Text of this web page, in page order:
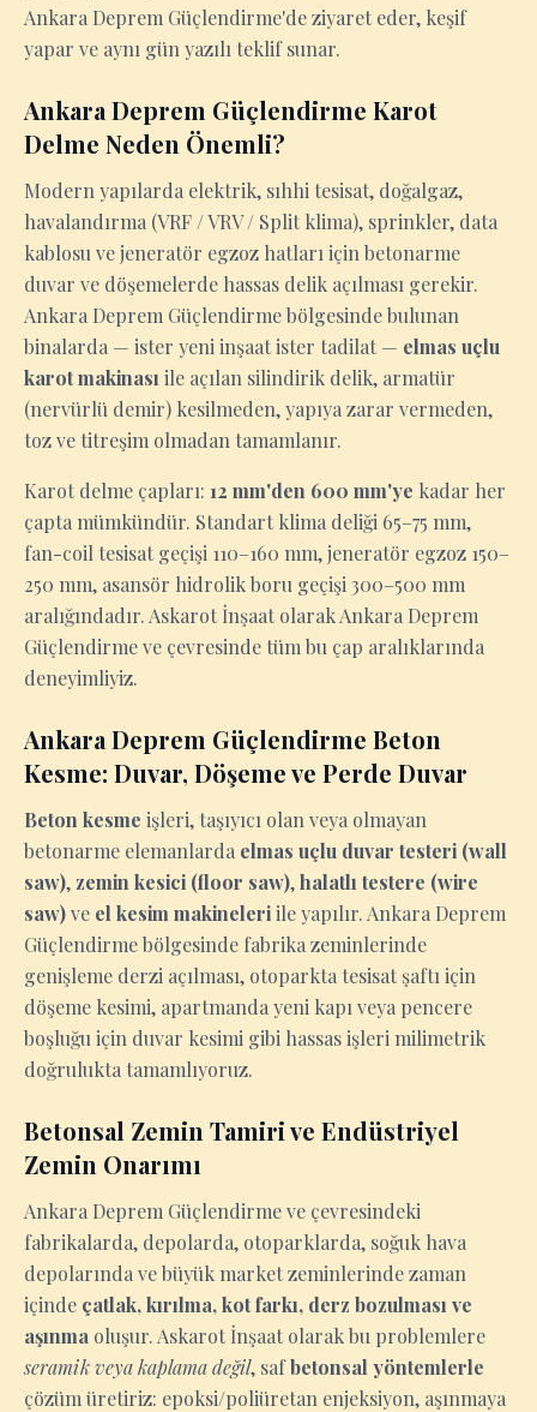
Ankara Deprem Güçlendirme'de ziyaret eder, keşif
yapar ve aynı gün yazılı teklif sunar.
Ankara Deprem Güçlendirme Karot
Delme Neden Önemli?
Modern yapılarda elektrik, sıhhi tesisat, doğalgaz,
havalandırma (VRF / VRV / Split klima), sprinkler, data
kablosu ve jeneratör egzoz hatları için betonarme
duvar ve döşemelerde hassas delik açılması gerekir.
Ankara Deprem Güçlendirme bölgesinde bulunan
binalarda — ister yeni inşaat ister tadilat — elmas uçlu
karot makinası ile açılan silindirik delik, armatür
(nervürlü demir) kesilmeden, yapıya zarar vermeden,
toz ve titreşim olmadan tamamlanır.
Karot delme çapları: 12 mm'den 600 mm'ye kadar her
çapta mümkündür. Standart klima deliği 65–75 mm,
fan-coil tesisat geçişi 110–160 mm, jeneratör egzoz 150–
250 mm, asansör hidrolik boru geçişi 300–500 mm
aralığındadır. Askarot İnşaat olarak Ankara Deprem
Güçlendirme ve çevresinde tüm bu çap aralıklarında
deneyimliyiz.
Ankara Deprem Güçlendirme Beton
Kesme: Duvar, Döşeme ve Perde Duvar
Beton kesme işleri, taşıyıcı olan veya olmayan
betonarme elemanlarda elmas uçlu duvar testeri (wall
saw), zemin kesici (floor saw),halatlı testere (wire
saw)ve el kesim makineleriile yapılır. Ankara Deprem
Güçlendirme bölgesinde fabrika zeminlerinde
genişleme derzi açılması, otoparkta tesisat şaftı için
döşeme kesimi, apartmanda yeni kapı veya pencere
boşluğu için duvar kesimi gibi hassas işleri milimetrik
doğrulukta tamamlıyoruz.
Betonsal Zemin Tamiri ve Endüstriyel
Zemin Onarımı
Ankara Deprem Güçlendirme ve çevresindeki
fabrikalarda, depolarda, otoparklarda, soğuk hava
depolarında ve büyük market zeminlerinde zaman
içinde çatlak, kırılma, kot farkı, derz bozulması ve
aşınma oluşur. Askarot İnşaat olarak bu problemlere
seramik veya kaplama değil, safbetonsal yöntemlerle
çözüm üretiriz: epoksi/poliüretan enjeksiyon, aşınmaya